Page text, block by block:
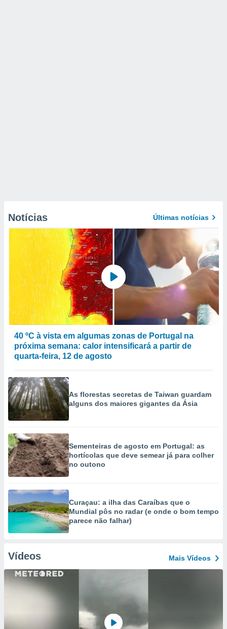
Notícias Últimas notícias
40 ºC à vista em algumas zonas de Portugal na
próxima semana: calor intensificará a partir de
quarta-feira, 12 de agosto
As florestas secretas de Taiwan guardam
alguns dos maiores gigantes da Ásia
Sementeiras de agosto em Portugal: as
hortícolas que deve semear já para colher
no outono
Curaçau: a ilha das Caraíbas que o
Mundial pôs no radar (e onde o bom tempo
parece não falhar)
Vídeos Mais Vídeos